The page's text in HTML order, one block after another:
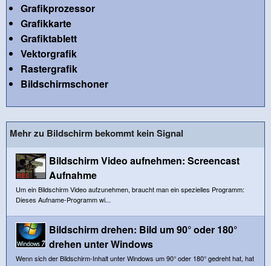
Grafikprozessor
Grafikkarte
Grafiktablett
Vektorgrafik
Rastergrafik
Bildschirmschoner
Mehr zu Bildschirm bekommt kein Signal
Bildschirm Video aufnehmen: Screencast
Aufnahme
Um ein Bildschirm Video aufzunehmen, braucht man ein spezielles Programm:
Dieses Aufname-Programm wi...
Bildschirm drehen: Bild um 90° oder 180°
drehen unter Windows
Wenn sich der Bildschirm-Inhalt unter Windows um 90° oder 180° gedreht hat, hat